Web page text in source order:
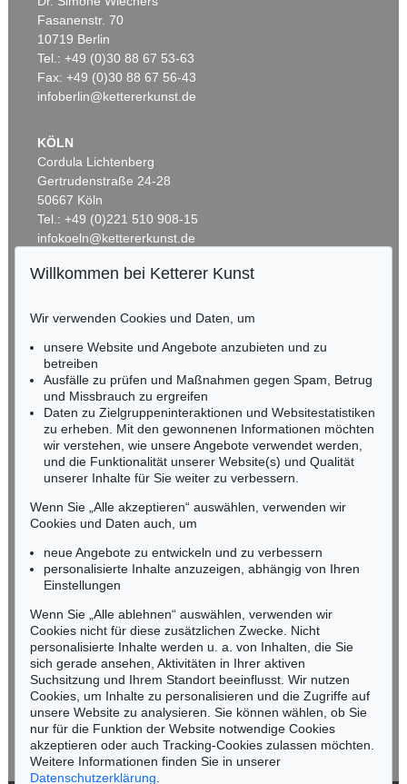
Auktion 360 - Lot 123
OTTO MUELLER
Artistenpaar, 1910
Ergebnis:€ 780.000
Badende in Landschaft
Ergebnis:
Auktion 227 - Lot 14
Ergebnis:€ 493.151
Auktion 606 - Lot 68
Ergebnis: € 451.500
Auktion 432 - Lot 314
Zwei Mädchen auf der Waldwiese/Zwei Akte auf Waldwiese/Im Gras, 1910
Ergebnis:€ 375.000
Stehendes Mädchen vor Bäumen
Ergebnis:€ 354.000
Auktion 449 - Lot 210
Fasanenstr. 70
10719 Berlin
Tel.: +49 (0)30 88 67 53-63
Fax: +49 (0)30 88 67 56-43
infoberlin@kettererkunst.de
KÖLN
Cordula Lichtenberg
Gertrudenstraße 24-28
50667 Köln
Tel.: +49 (0)221 510 908-15
infokoeln@kettererkunst.de
RHEINLAND-PFALZ
Miriam Heß
Tel.: +49 (0)62 21 58 80-038
Fax: +49 (0)62 21 58 80-595
infoheidelberg@kettererkunst.de
NORDDEUTSCHLAND
Nico Kassel, M.A.
Tel.: +49 (0)89 55244-164
Mobil: +49 (0)171 8618661
n.kassel@kettererkunst.de
Keine Auktion mehr verpassen!
Wir informieren Sie rechtzeitig.
Jetzt zum Newsletter anmelden >
Willkommen bei Ketterer Kunst
Wir verwenden Cookies und Daten, um
unsere Website und Angebote anzubieten und zu
betreiben
Ausfälle zu prüfen und Maßnahmen gegen Spam, Betrug
und Missbrauch zu ergreifen
Daten zu Zielgruppeninteraktionen und Websitestatistiken
zu erheben. Mit den gewonnenen Informationen möchten
wir verstehen, wie unsere Angebote verwendet werden,
und die Funktionalität unserer Website(s) und Qualität
unserer Inhalte für Sie weiter zu verbessern.
Wenn Sie „Alle akzeptieren“ auswählen, verwenden wir
Cookies und Daten auch, um
neue Angebote zu entwickeln und zu verbessern
personalisierte Inhalte anzuzeigen, abhängig von Ihren
Einstellungen
Wenn Sie „Alle ablehnen“ auswählen, verwenden wir
Cookies nicht für diese zusätzlichen Zwecke. Nicht
personalisierte Inhalte werden u. a. von Inhalten, die Sie
sich gerade ansehen, Aktivitäten in Ihrer aktiven
Suchsitzung und Ihrem Standort beeinflusst. Wir nutzen
Cookies, um Inhalte zu personalisieren und die Zugriffe auf
unsere Website zu analysieren. Sie können wählen, ob Sie
nur für die Funktion der Website notwendige Cookies
akzeptieren oder auch Tracking-Cookies zulassen möchten.
Weitere Informationen finden Sie in unserer
Datenschutzerklärung